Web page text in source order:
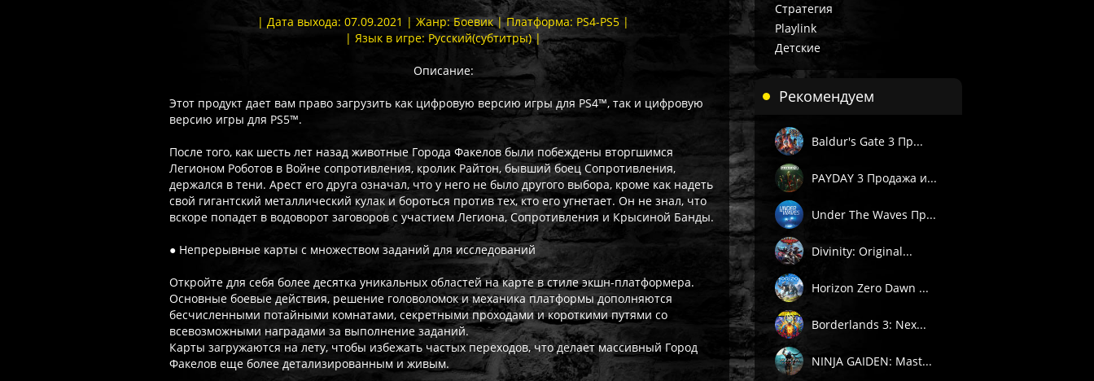
| Дата выхода: 07.09.2021 | Жанр: Боевик | Платформа: PS4-PS5 |
| Язык в игре: Русский(субтитры) |
Описание:
Этот продукт дает вам право загрузить как цифровую версию игры для PS4™, так и цифровую
версию игры для PS5™.
После того, как шесть лет назад животные Города Факелов были побеждены вторгшимся
Легионом Роботов в Войне сопротивления, кролик Райтон, бывший боец Сопротивления,
держался в тени. Арест его друга означал, что у него не было другого выбора, кроме как надеть
свой гигантский металлический кулак и бороться против тех, кто его угнетает. Он не знал, что
вскоре попадет в водоворот заговоров с участием Легиона, Сопротивления и Крысиной Банды.
● Непрерывные карты с множеством заданий для исследований
Откройте для себя более десятка уникальных областей на карте в стиле экшн-платформера.
Основные боевые действия, решение головоломок и механика платформы дополняются
бесчисленными потайными комнатами, секретными проходами и короткими путями со
всевозможными наградами за выполнение заданий.
Карты загружаются на лету, чтобы избежать частых переходов, что делает массивный Город
Факелов еще более детализированным и живым.
Стратегия
Playlink
Детские
Рекомендуем
Baldur's Gate 3 Пр...
PAYDAY 3 Продажа и...
Under The Waves Пр...
Divinity: Original...
Horizon Zero Dawn ...
Borderlands 3: Nex...
NINJA GAIDEN: Mast...